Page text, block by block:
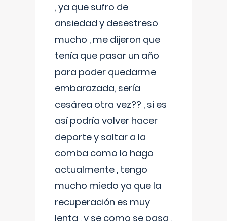
, ya que sufro de
ansiedad y desestreso
mucho , me dijeron que
tenía que pasar un año
para poder quedarme
embarazada, sería
cesárea otra vez?? , si es
así podría volver hacer
deporte y saltar a la
comba como lo hago
actualmente , tengo
mucho miedo ya que la
recuperación es muy
lenta , y se como se pasa ,